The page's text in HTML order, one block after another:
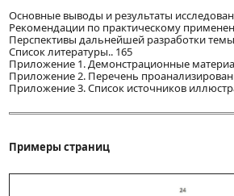
Основные выводы и результаты
Рекомендации по практическому
Перспективы дальнейшей разработки
Список литературы.. 165
Приложение 1. Демонстрационные
Приложение 2. Перечень
Приложение 3. Список источников
Примеры страниц